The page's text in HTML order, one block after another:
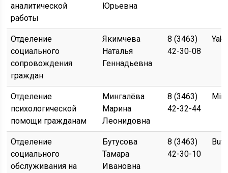
аналитической
работы
Юрьевна
Отделение
социального
сопровождения
граждан
Якимчева
Наталья
Геннадьевна
8 (3463)
42-30-08
Отделение
психологической
помощи гражданам
Мингалёва
Марина
Леонидовна
8 (3463)
42-32-44
Отделение
социального
обслуживания на
Бутусова
Тамара
Ивановна
8 (3463)
42-30-10